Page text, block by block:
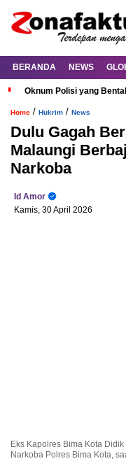
BERANDA NEWS
Oknum Polisi yang
Home / Hukrim / News
Dulu Gagah
Malaungi
Narkoba
Id Amor
Kamis, 30 April 2026
Eks Kapolres Bima Kota
Narkoba Polres Bima Kota,